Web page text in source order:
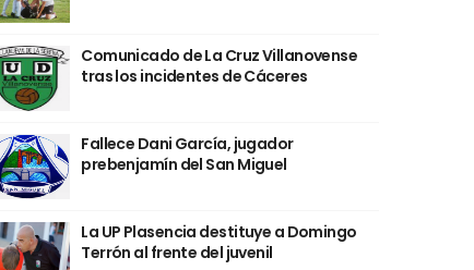
Comunicado de La Cruz Villanovense
tras los incidentes de Cáceres
Fallece Dani García, jugador
prebenjamín del San Miguel
La UP Plasencia destituye a Domingo
Terrón al frente del juvenil